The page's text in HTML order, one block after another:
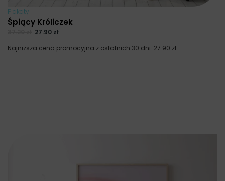
Plakaty
Śpiący Króliczek
27.90 zł
Najniższa cena promocyjna z ostatnich 30 dni: 27.90 zł.